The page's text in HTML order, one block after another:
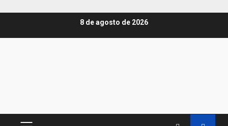
8 de agosto de 2026